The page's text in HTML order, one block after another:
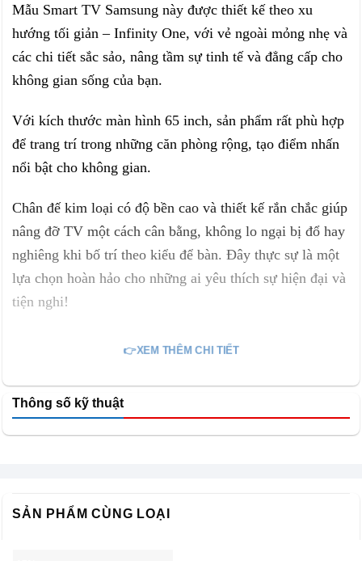
Mẫu Smart TV Samsung này được thiết kế theo xu
hướng tối giản – Infinity One, với vẻ ngoài mỏng nhẹ và
các chi tiết sắc sảo, nâng tầm sự tinh tế và đẳng cấp cho
không gian sống của bạn.
Với kích thước màn hình 65 inch, sản phẩm rất phù hợp
để trang trí trong những căn phòng rộng, tạo điểm nhấn
nổi bật cho không gian.
Chân đế kim loại có độ bền cao và thiết kế rắn chắc giúp
nâng đỡ TV một cách cân bằng, không lo ngại bị đổ hay
nghiêng khi bố trí theo kiểu để bàn. Đây thực sự là một
lựa chọn hoàn hảo cho những ai yêu thích sự hiện đại và
tiện nghi!
👉XEM THÊM CHI TIẾT
Thông số kỹ thuật
SẢN PHẨM CÙNG LOẠI